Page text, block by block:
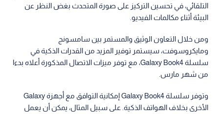
التلقائي، في تحسين التركيز على صورة المتحدث بغض النظر عن
البيئة أثناء مكالمات الفيديو.
ومن خلال التعاون الوثيق والمستمر بين سامسونج
ومايكروسوفت، سيستمر توفير المزيد من القدرات الذكية في
سلسلة Galaxy Book4، مع توفر ميزات الاتصال المذكورة أعلاه بدءا
من شهر مارس.
وتوفر سلسلة Galaxy Book4 إمكانية التوافق مع أجهزة Galaxy
الأخرى بخلاف الهواتف الذكية. على سبيل المثال، يمكن أن يعمل